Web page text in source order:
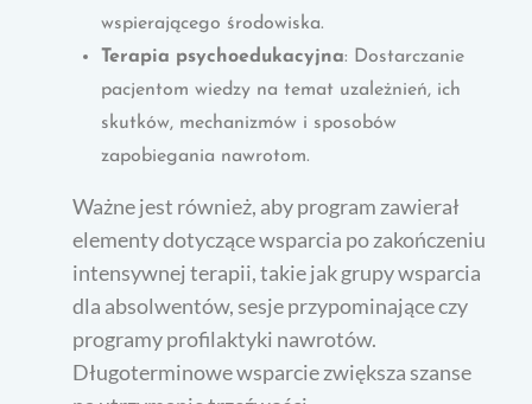
wspierającego środowiska.
Terapia psychoedukacyjna: Dostarczanie
pacjentom wiedzy na temat uzależnień, ich
skutków, mechanizmów i sposobów
zapobiegania nawrotom.
Ważne jest również, aby program zawierał
elementy dotyczące wsparcia po zakończeniu
intensywnej terapii, takie jak grupy wsparcia
dla absolwentów, sesje przypominające czy
programy profilaktyki nawrotów.
Długoterminowe wsparcie zwiększa szanse